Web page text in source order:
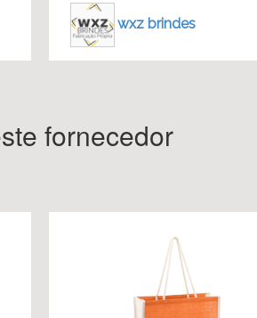
wxz brindes
fornecedor